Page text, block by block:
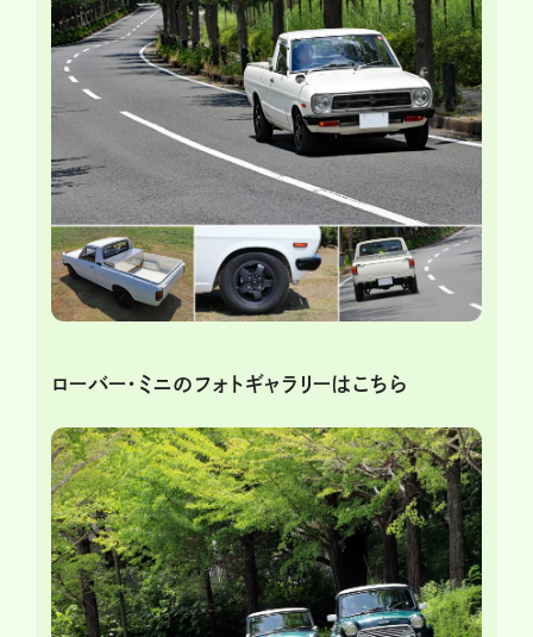
ローバー・ミニのフォトギャラリーはこちら